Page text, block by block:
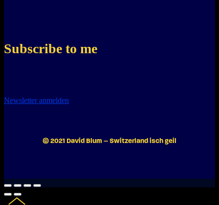
Subscribe to me
Newsletter anmelden
© 2021 David Blum – Switzerland isch geil